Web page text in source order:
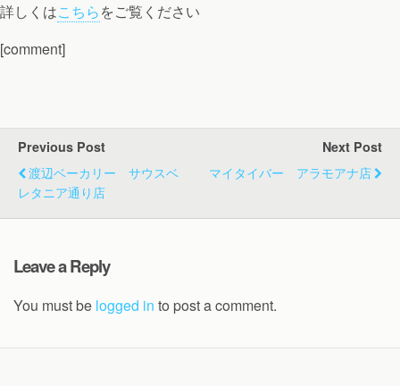
詳しくはこちらをご覧ください
[comment]
Previous Post
渡辺ベーカリー サウスベ
レタニア通り店
Next Post
マイタイバー アラモアナ店
Leave a Reply
You must be logged in to post a comment.